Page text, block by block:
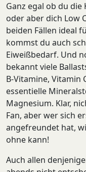
Ganz egal ob du
oder aber dich Low
beiden Fällen ideal
kommst du auch
Eiweißbedarf. Und
bekannt viele
B-Vitamine, Vitamin
essentielle
Magnesium. Klar,
Fan, aber wer sich
angefreundet hat,
ohne kann!
Auch allen